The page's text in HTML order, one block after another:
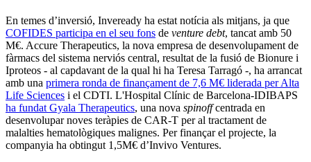
En temes d’inversió, Inveready ha estat notícia als mitjans, ja que
COFIDES participa en el seu fons de venture debt, tancat amb 50
M€. Accure Therapeutics, la nova empresa de desenvolupament de
fàrmacs del sistema nerviós central, resultat de la fusió de Bionure i
Iproteos - al capdavant de la qual hi ha Teresa Tarragó -, ha arrancat
amb una primera ronda de finançament de 7,6 M€ liderada per Alta
Life Sciences i el CDTI. L'Hospital Clínic de Barcelona-IDIBAPS
ha fundat Gyala Therapeutics, una nova spinoffcentrada en
desenvolupar noves teràpies de CAR-T per al tractament de
malalties hematològiques malignes. Per finançar el projecte, la
companyia ha obtingut 1,5M€ d’Invivo Ventures.